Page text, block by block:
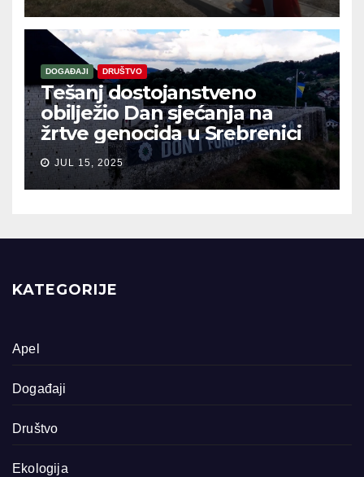
DOGAĐAJI DRUŠTVO
Tešanj dostojanstveno
obilježio Dan sjećanja na
žrtve genocida u Srebrenici
JUL 15, 2025
KATEGORIJE
Apel
Događaji
Društvo
Ekologija